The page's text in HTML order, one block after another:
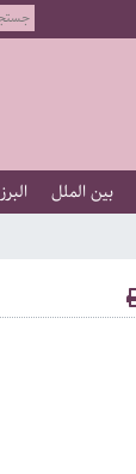
بین الملل البرز